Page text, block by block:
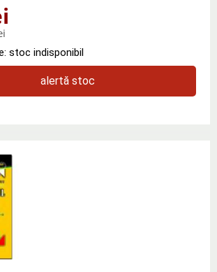
stoc indisponibil
alertă stoc